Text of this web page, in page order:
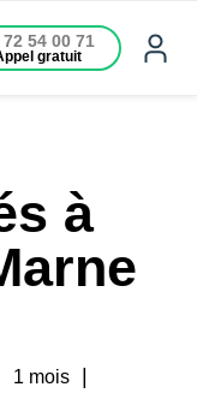
72 54 00 71
gratuit
à
1 mois